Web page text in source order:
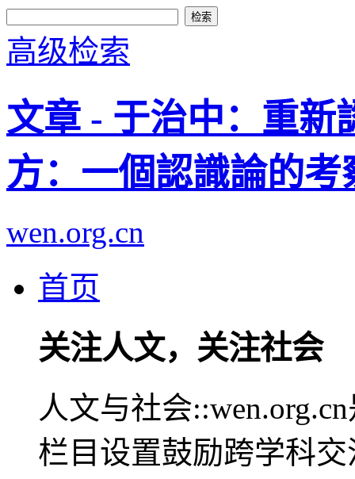
高级检索
文章 - 于治中：重新
方：一個認識論的考
wen.org.cn
首页
关注人文，关注社会
人文与社会
栏目设置鼓励跨学科